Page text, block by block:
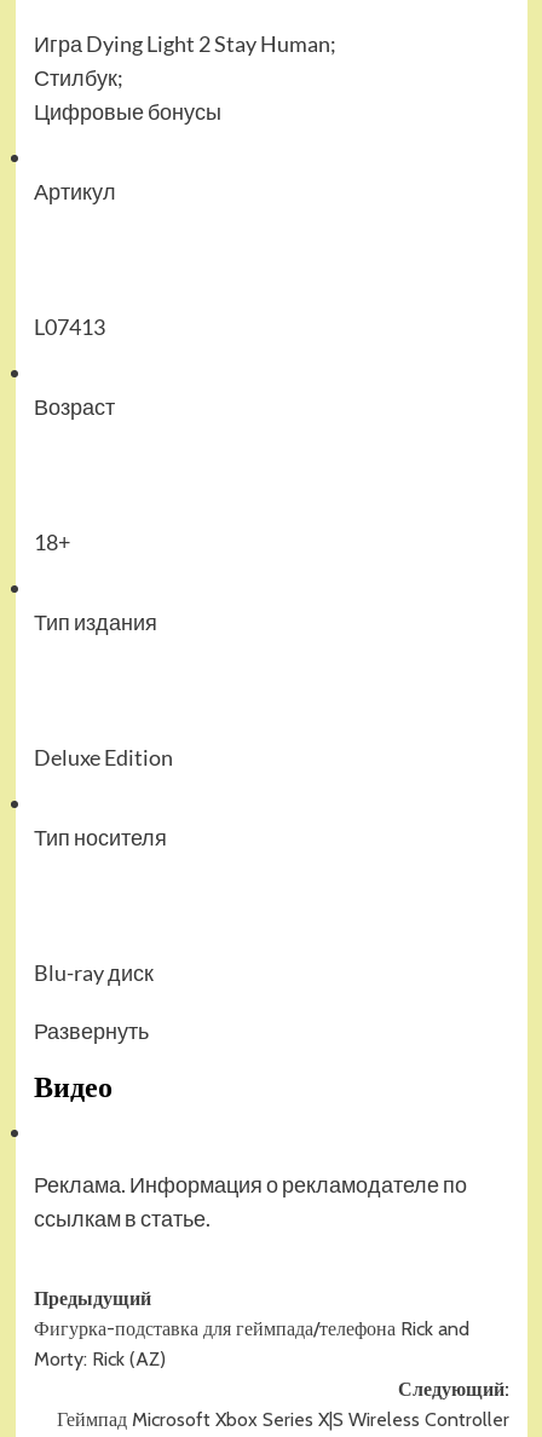
Игра Dying Light 2 Stay Human;
Стилбук;
Цифровые бонусы
Артикул
L07413
Возраст
18+
Тип издания
Deluxe Edition
Тип носителя
Blu-ray диск
Развернуть
Видео
Реклама. Информация о рекламодателе по
ссылкам в статье.
Навигация
записи
Предыдущий
Фигурка-подставка для геймпада/телефона Rick and
Morty: Rick (AZ)
Следующий:
Геймпад Microsoft Xbox Series X|S Wireless Controller